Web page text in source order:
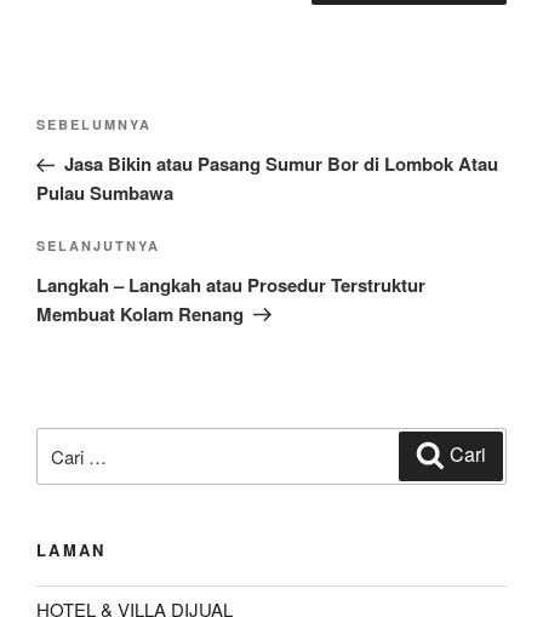
Navigasi
Pos
Sebelumnya
SEBELUMNYA
Jasa Bikin atau Pasang Sumur Bor di Lombok Atau
Pulau Sumbawa
Pos
Selanjutnya
SELANJUTNYA
Langkah – Langkah atau Prosedur Terstruktur
Membuat Kolam Renang
untuk:
Cari
LAMAN
HOTEL & VILLA DIJUAL